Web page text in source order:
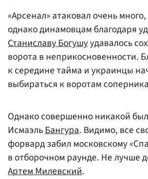
«Арсенал» атаковал очень
однако динамовцам благодаря
Станиславу Богушуудавалось
ворота в неприкосновенности.
к середине тайма и украинцы
выбираться к воротам
Однако совершенно никакой
ИсмаэльБангура. Видимо, все
форвард забил московскому
в отборочном раунде. Не лучше
Артем Милевский.